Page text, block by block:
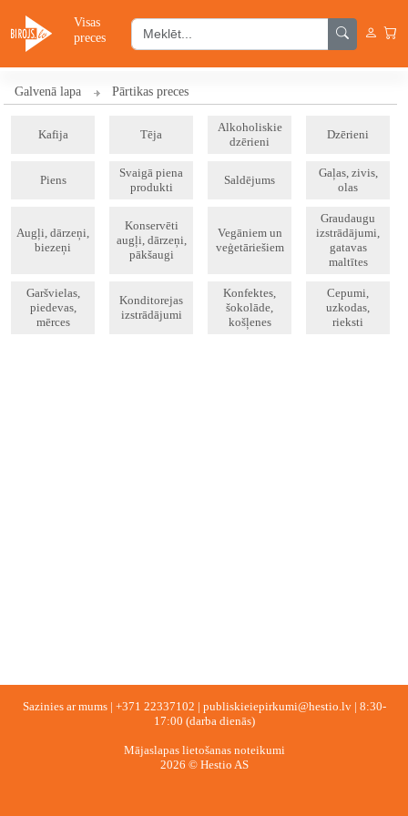
Visas
preces
Galvenā lapa Pārtikas preces
Kafija Tēja
Alkoholiskie
dzērieni
Dzērieni
Piens
Svaigā piena
produkti
Saldējums
Gaļas, zivis,
olas
Augļi, dārzeņi,
biezeņi
Konservēti
augļi, dārzeņi,
pākšaugi
Vegāniem un
veģetāriešiem
Graudaugu
izstrādājumi,
gatavas
maltītes
Garšvielas,
piedevas,
mērces
Konditorejas
izstrādājumi
Konfektes,
šokolāde,
košļenes
Cepumi,
uzkodas,
rieksti
Sazinies ar mums | +371 22337102 | publiskieiepirkumi@hestio.lv| 8:30-
17:00 (darba dienās)
Mājaslapas lietošanas noteikumi
2026 © Hestio AS